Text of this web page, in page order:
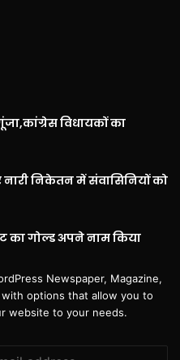
विधायकों का
नारी निकेतन में संवासिनियों को
का गोल्ड अपने नाम किया
Newspaper, Magazine,
options that allow you to
website to your needs.